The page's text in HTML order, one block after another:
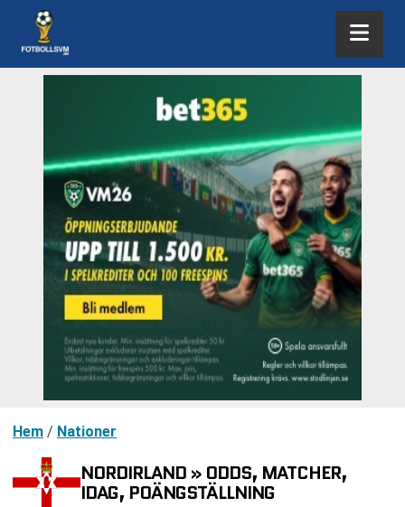
Hem / Nationer
NORDIRLAND » ODDS, MATCHER,
IDAG, POÄNGSTÄLLNING